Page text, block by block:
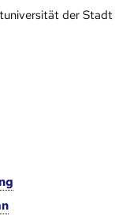
der Stadt